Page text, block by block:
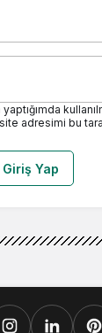
adresimi bu
Giriş Yap